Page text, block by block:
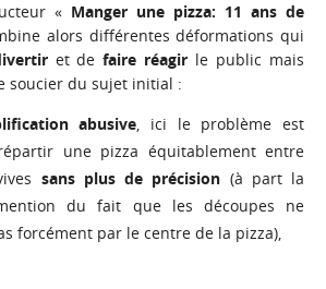
« Manger une pizza: 11 ans de
alors différentes déformations qui
et de faire réagir le public mais
soucier du sujet initial :
abusive, ici le problème est
une pizza équitablement entre
sans plus de précision (à part la
du fait que les découpes ne
forcément par le centre de la pizza),